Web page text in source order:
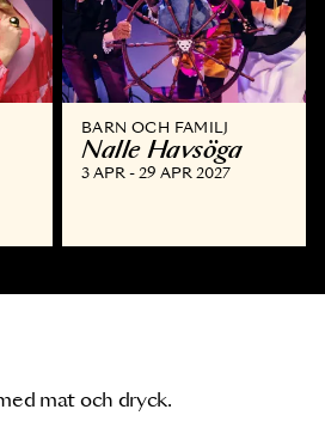
BARN OCH FAMILJ
Nalle Havsöga
3 APR - 29 APR 2027
mat och dryck.